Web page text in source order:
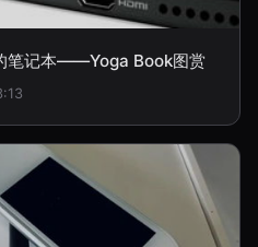
笔记本——Yoga Book图赏